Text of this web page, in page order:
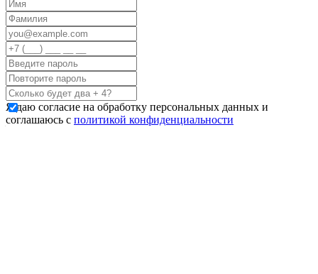
Я даю согласие на обработку персональных данных и
соглашаюсь с политикой конфиденциальности